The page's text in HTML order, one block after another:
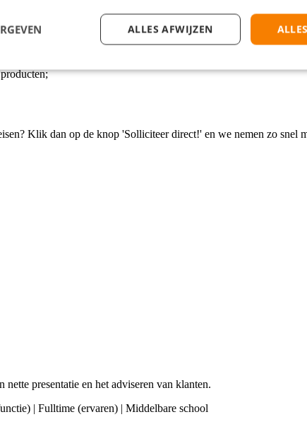
dit te leren;
(HACCP);
Klik dan op de knop 'Solliciteer direct!' en we nemen zo snel
presentatie en het adviseren van klanten.
| Fulltime (ervaren) | Middelbare school
ALLES AFWIJZEN